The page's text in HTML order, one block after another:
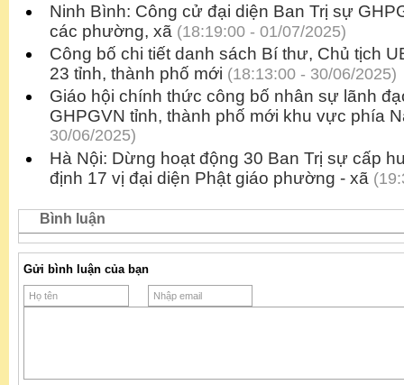
Ninh Bình: Công cử đại diện Ban Trị sự
các phường, xã (18:19:00 - 01/07/2025)
Công bố chi tiết danh sách Bí thư, Chủ tịch
23 tỉnh, thành phố mới (18:13:00 - 30/06/2025)
Giáo hội chính thức công bố nhân sự lãnh
GHPGVN tỉnh, thành phố mới khu vực phía
30/06/2025)
Hà Nội: Dừng hoạt động 30 Ban Trị sự cấp
định 17 vị đại diện Phật giáo phường - xã
Bình luận
Gửi bình luận của bạn